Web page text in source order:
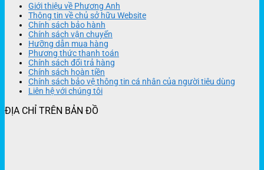
Giới thiệu về Phương Anh
Thông tin về chủ sở hữu Website
Chính sách bảo hành
Chính sách vận chuyển
Hưỡng dẫn mua hàng
Phương thức thanh toán
Chính sách đổi trả hàng
Chính sách hoàn tiền
Chính sách bảo vệ thông tin cá nhân của người tiêu dùng
Liên hệ với chúng tôi
ĐỊA CHỈ TRÊN BẢN ĐỒ